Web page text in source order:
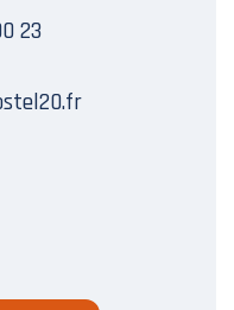
23